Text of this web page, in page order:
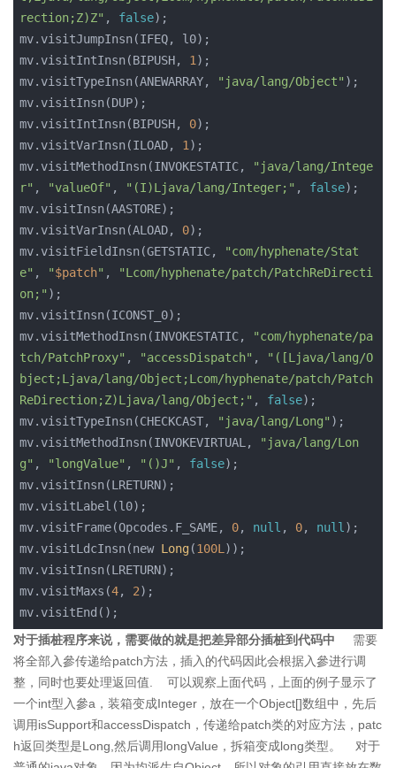
rection;Z)Z" , false);
mv.visitJumpInsn(IFEQ, l0);
mv.visitIntInsn(BIPUSH, 1 );
mv.visitTypeInsn(ANEWARRAY,
"java/lang/Object" );
mv.visitInsn(DUP);
mv.visitIntInsn(BIPUSH, 0);
mv.visitVarInsn(ILOAD, 1 );
mv.visitMethodInsn(INVOKESTATIC,
"java/lang/Intege
r" , "valueOf" , "(I)Ljava/lang/Integer;" , false);
mv.visitInsn(AASTORE);
mv.visitVarInsn(ALOAD, 0);
mv.visitFieldInsn(GETSTATIC,
"com/hyphenate/Stat
e" , "$patch" ,
"Lcom/hyphenate/patch/PatchReDirecti
on;" );
mv.visitInsn(ICONST_0);
mv.visitMethodInsn(INVOKESTATIC,
"com/hyphenate/pa
tch/PatchProxy" , "accessDispatch" , "( [Ljava/lang/O
bject;Ljava/lang/Object;Lcom/hyphenate/patch/Patch
ReDirection;Z)Ljava/lang/Object;" , false);
mv.visitTypeInsn(CHECKCAST,
"java/lang/Long" );
mv.visitMethodInsn(INVOKEVIRTUAL,
"java/lang/Lon
g" , "longValue" , "()J" , false);
mv.visitInsn(LRETURN);
mv.visitLabel(l0);
mv.visitFrame(Opcodes.F_SAME, 0, null , 0, null );
mv.visitLdcInsn(new Long(100L ));
mv.visitInsn(LRETURN);
mv.visitMaxs(4, 2);
mv.visitEnd();
对于插桩程序来说，需要做的就是把差异部分插桩到代码中​ 需要
将全部入參传递给patch方法，插入的代码因此会根据入參进行调
整，同时也要处理返回值. 可以观察上面代码，上面的例子显示了
一个int型入參a，装箱变成Integer，放在一个Object[]数组中，先后
调用isSupport和accessDispatch，传递给patch类的对应方法，patc
h返回类型是Long,然后调用longValue，拆箱变成long类型。 对于